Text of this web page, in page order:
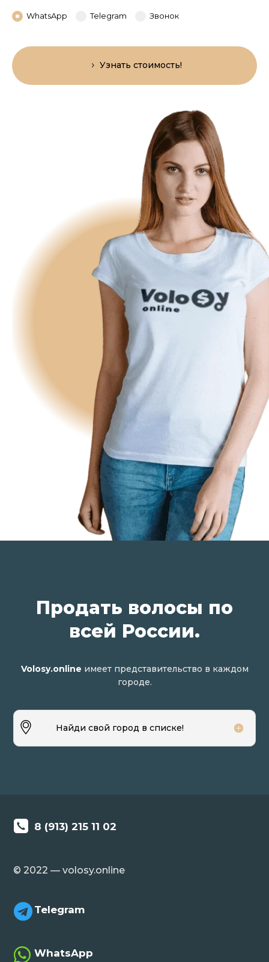
WhatsApp Telegram Звонок
Узнать стоимость!
Продать волосы по
всей России.
Volosy.online имеет представительство в каждом
городе.
Найди свой город в списке!
8 (913) 215 11 02
© 2022 — volosy.online
 Telegram
 WhatsApp